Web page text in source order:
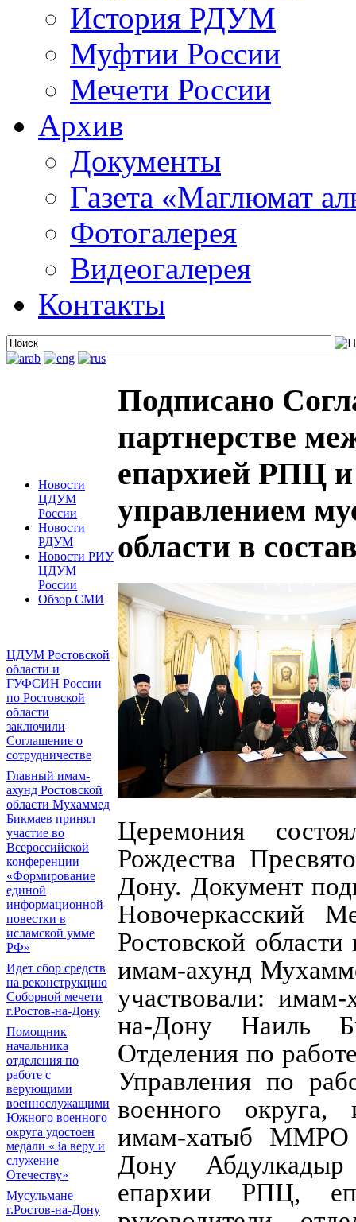
История РДУМ
Муфтии России
Мечети России
Архив
Документы
Газета «Маглюмат
Фотогалерея
Видеогалерея
Контакты
Новости
ЦДУМ
России
Новости
РДУМ
Новости РИУ
ЦДУМ
России
Обзор СМИ
ЦДУМ Ростовской
области и
ГУФСИН России
по Ростовской
области
заключили
Соглашение о
сотрудничестве
Главный имам-
ахунд Ростовской
области Мухаммед
Бикмаев принял
участие во
Всероссийской
конференции
«Формирование
единой
информационной
повестки в
исламской умме
РФ»
Идет сбор средств
на реконструкцию
Соборной мечети
г.Ростов-на-Дону
Помощник
начальника
отделения по
работе с
верующими
военнослужащими
Южного военного
округа удостоен
медали «За веру и
служение
Отечеству»
Мусульмане
г.Ростов-на-Дону
Подписано
партнерстве
епархией РПЦ
управлением
области в
Церемония
Рождества
Дону. Документ
Новочеркасский
Ростовской
имам-ахунд
участвовали:
на-Дону Наиль
Отделения по
Управления по
военного округа,
имам-хатыб ММРО
Дону
епархии РПЦ,